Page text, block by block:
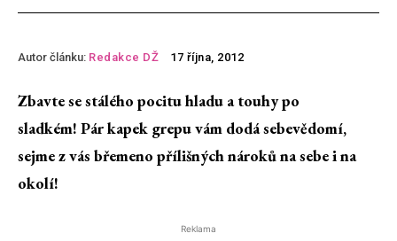
Autor článku: Redakce DŽ 17 října, 2012
Zbavte se stálého pocitu hladu a touhy po
sladkém! Pár kapek grepu vám dodá sebevědomí,
sejme z vás břemeno přílišných nároků na sebe i na
okolí!
Reklama